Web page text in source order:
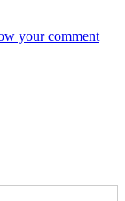
your comment